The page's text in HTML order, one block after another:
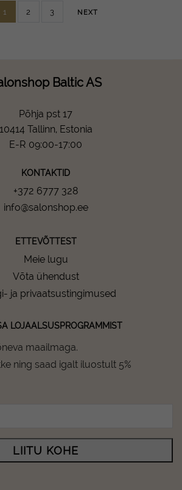
1 2 3 NEXT
Baltic AS
Põhja pst 17
10414 Tallinn, Estonia
E-R 09:00-17:00
KONTAKTID
+372 6777 328
info@salonshop.ee
ETTEVÕTTEST
Meie lugu
Võta ühendust
ja privaatsustingimused
LOJAALSUSPROGRAMMIST
maailmaga.
ning saad igalt iluostult 5%
LIITU KOHE